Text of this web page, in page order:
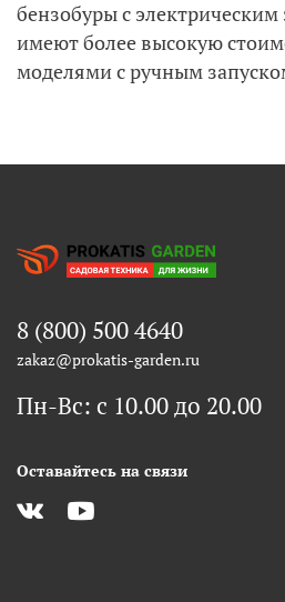
бензобуры с
имеют более высокую
моделями с ручным
8 (800) 500 4640
zakaz@prokatis-garden.ru
Пн-Вс: с 10.00 до 20.00
Оставайтесь на связи